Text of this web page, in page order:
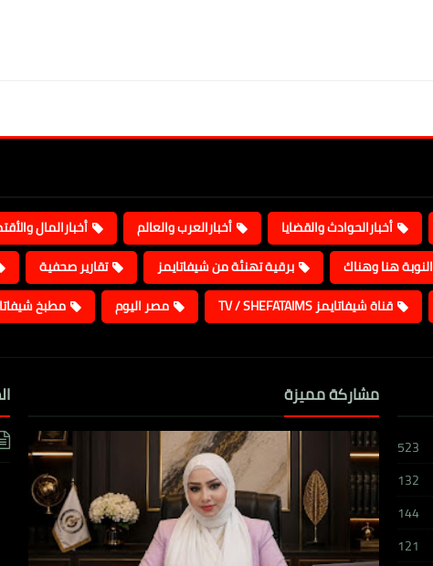
أخبارالحوادث والقضايا أخبارالعرب والعالم أخبارالمال
النوبة هنا وهناك برقية تهنئة من شيفاتايمز تقارير صحفية
قناة شيفاتايمز TV / SHEFATAIMS مصر اليوم مطبخ
523
132
144
121
مشاركة مميزة